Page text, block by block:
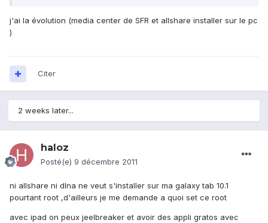
j'ai la évolution (media center de SFR et allshare installer sur le pc
)
Citer
2 weeks later...
haloz
Posté(e) 9 décembre 2011
ni allshare ni dlna ne veut s'installer sur ma galaxy tab 10.1
pourtant root ,d'ailleurs je me demande a quoi set ce root
avec ipad on peux jeelbreaker et avoir des appli gratos avec